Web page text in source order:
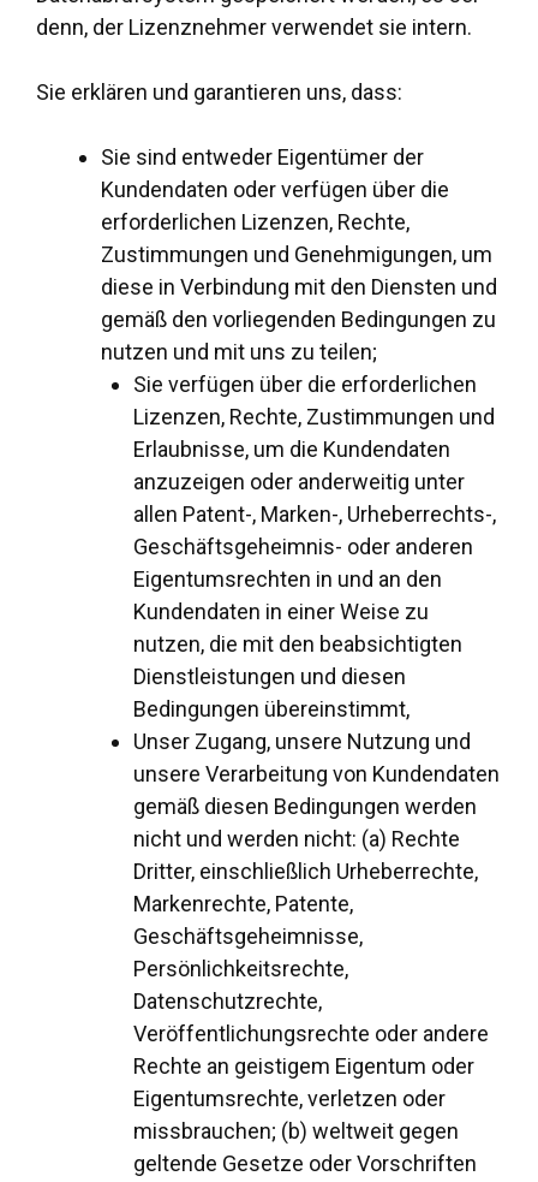
denn, der Lizenznehmer verwendet sie intern.
Sie erklären und garantieren uns, dass:
Sie sind entweder Eigentümer der
Kundendaten oder verfügen über die
erforderlichen Lizenzen, Rechte,
Zustimmungen und Genehmigungen, um
diese in Verbindung mit den Diensten und
gemäß den vorliegenden Bedingungen zu
nutzen und mit uns zu teilen;
Sie verfügen über die erforderlichen
Lizenzen, Rechte, Zustimmungen und
Erlaubnisse, um die Kundendaten
anzuzeigen oder anderweitig unter
allen Patent-, Marken-, Urheberrechts-,
Geschäftsgeheimnis- oder anderen
Eigentumsrechten in und an den
Kundendaten in einer Weise zu
nutzen, die mit den beabsichtigten
Dienstleistungen und diesen
Bedingungen übereinstimmt,
Unser Zugang, unsere Nutzung und
unsere Verarbeitung von Kundendaten
gemäß diesen Bedingungen werden
nicht und werden nicht: (a) Rechte
Dritter, einschließlich Urheberrechte,
Markenrechte, Patente,
Geschäftsgeheimnisse,
Persönlichkeitsrechte,
Datenschutzrechte,
Veröffentlichungsrechte oder andere
Rechte an geistigem Eigentum oder
Eigentumsrechte, verletzen oder
missbrauchen; (b) weltweit gegen
geltende Gesetze oder Vorschriften